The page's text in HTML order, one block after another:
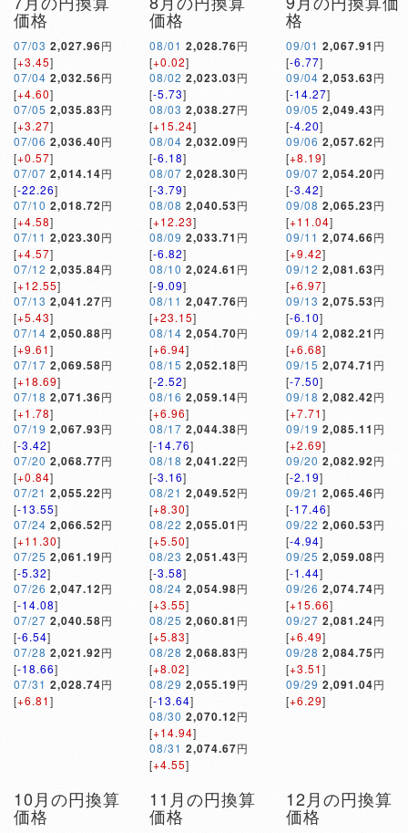
価格
07/03 2,027.96円
[+3.45]
07/04 2,032.56円
[+4.60]
07/05 2,035.83円
[+3.27]
07/06 2,036.40円
[+0.57]
07/07 2,014.14円
[-22.26]
07/10 2,018.72円
[+4.58]
07/11 2,023.30円
[+4.57]
07/12 2,035.84円
[+12.55]
07/13 2,041.27円
[+5.43]
07/14 2,050.88円
[+9.61]
07/17 2,069.58円
[+18.69]
07/18 2,071.36円
[+1.78]
07/19 2,067.93円
[-3.42]
07/20 2,068.77円
[+0.84]
07/21 2,055.22円
[-13.55]
07/24 2,066.52円
[+11.30]
07/25 2,061.19円
[-5.32]
07/26 2,047.12円
[-14.08]
07/27 2,040.58円
[-6.54]
07/28 2,021.92円
[-18.66]
07/31 2,028.74円
[+6.81]
価格
08/01 2,028.76円
[+0.02]
08/02 2,023.03円
[-5.73]
08/03 2,038.27円
[+15.24]
08/04 2,032.09円
[-6.18]
08/07 2,028.30円
[-3.79]
08/08 2,040.53円
[+12.23]
08/09 2,033.71 円
[-6.82]
08/10 2,024.61 円
[-9.09]
08/11 2,047.76円
[+23.15]
08/14 2,054.70円
[+6.94]
08/15 2,052.18円
[-2.52]
08/16 2,059.14円
[+6.96]
08/17 2,044.38円
[-14.76]
08/18 2,041.22円
[-3.16]
08/21 2,049.52円
[+8.30]
08/22 2,055.01 円
[+5.50]
08/23 2,051.43円
[-3.58]
08/24 2,054.98円
[+3.55]
08/25 2,060.81 円
[+5.83]
08/28 2,068.83円
[+8.02]
08/29 2,055.19円
[-13.64]
08/30 2,070.12円
[+14.94]
08/31 2,074.67円
[+4.55]
格
09/01 2,067.91 円
[-6.77]
09/04 2,053.63円
[-14.27]
09/05 2,049.43円
[-4.20]
09/06 2,057.62円
[+8.19]
09/07 2,054.20円
[-3.42]
09/08 2,065.23円
[+11.04]
09/11 2,074.66円
[+9.42]
09/12 2,081.63円
[+6.97]
09/13 2,075.53円
[-6.10]
09/14 2,082.21 円
[+6.68]
09/15 2,074.71 円
[-7.50]
09/18 2,082.42円
[+7.71]
09/19 2,085.11 円
[+2.69]
09/20 2,082.92円
[-2.19]
09/21 2,065.46円
[-17.46]
09/22 2,060.53円
[-4.94]
09/25 2,059.08円
[-1.44]
09/26 2,074.74円
[+15.66]
09/27 2,081.24円
[+6.49]
09/28 2,084.75円
[+3.51]
09/29 2,091.04円
[+6.29]
10月の円換算
価格
11月の円換算
価格
12月の円換算
価格